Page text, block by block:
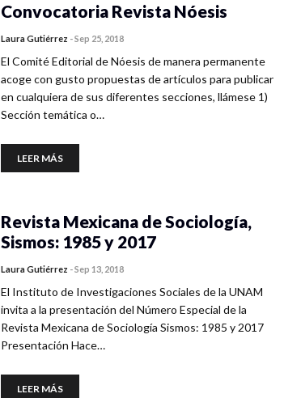
Convocatoria Revista Nóesis
Laura Gutiérrez -Sep 25, 2018
El Comité Editorial de Nóesis de manera permanente
acoge con gusto propuestas de artículos para publicar
en cualquiera de sus diferentes secciones, llámese 1)
Sección temática o…
LEER MÁS
Revista Mexicana de Sociología,
Sismos: 1985 y 2017
Laura Gutiérrez -Sep 13, 2018
El Instituto de Investigaciones Sociales de la UNAM
invita a la presentación del Número Especial de la
Revista Mexicana de Sociología Sismos: 1985 y 2017
Presentación Hace…
LEER MÁS